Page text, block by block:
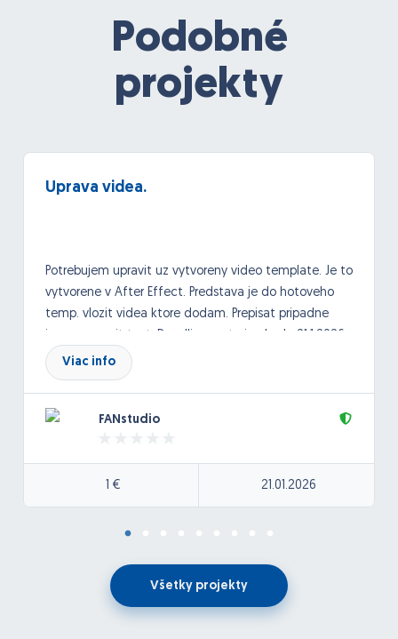
Podobné
projekty
Uprava videa.
Potrebujem upravit uz vytvoreny video template. Je to
vytvorene v After Effect. Predstava je do hotoveho
temp. vlozit videa ktore dodam. Prepisat pripadne
Viac info
FANstudio
1 € 21.01.2026
Všetky projekty